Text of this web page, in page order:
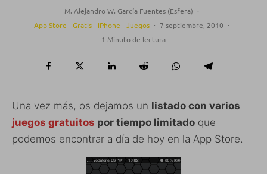
M. Alejandro W. García Fuentes (Esfera) ·
App Store
Gratis iPhone Juegos · 7 septiembre, 2010 ·
1 Minuto de lectura
Una vez más, os dejamos un listado con varios
juegos gratuitos por tiempo limitado que
podemos encontrar a día de hoy en la App Store.